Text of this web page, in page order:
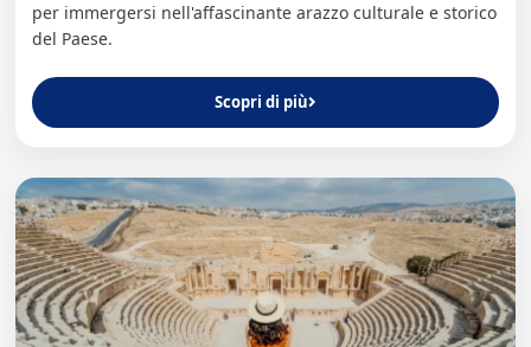
per immergersi nell'affascinante arazzo culturale e storico
del Paese.
Scopri di più